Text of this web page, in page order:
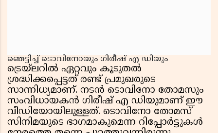
ഞെട്ടിച്ച് ടൊവിനോയും ഗിരീഷ് എ ഡിയും
ട്രെയ്‌ലറിൽ ഏറ്റവും കൂടുതൽ
ശ്രദ്ധിക്കപ്പെട്ടത് രണ്ട് പ്രമുഖരുടെ
സാന്നിധ്യമാണ്. നടൻ ടൊവിനോ തോമസും
സംവിധായകൻ ഗിരീഷ് എ ഡിയുമാണ് ഈ
വീഡിയോയിലുള്ളത്. ടൊവിനോ തോമസ്
സിനിമയുടെ ഭാഗമാകുമെന്ന റിപ്പോർട്ടുകൾ